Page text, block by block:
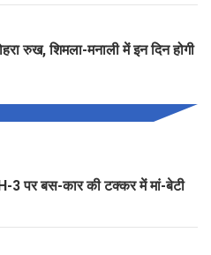
रुख, शिमला-मनाली में इन दिन होगी
3 पर बस-कार की टक्कर में मां-बेटी